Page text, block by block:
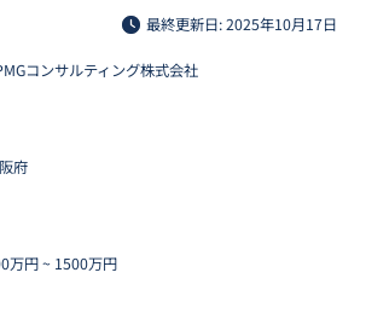
最終更新日: 2025年10月17日
コンサルティング株式会社
府
万円 ~ 1500万円